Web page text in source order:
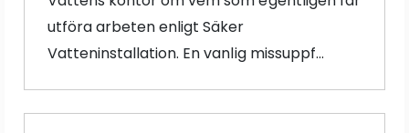
utföra arbeten enligt Säker
Vatteninstallation. En vanlig missuppf...